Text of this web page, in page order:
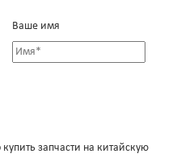
Ваше имя
запчасти на китайскую